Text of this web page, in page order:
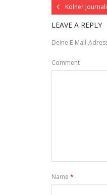
Kölner
LEAVE A REPLY
Deine E-Mail-
Comment
Name *